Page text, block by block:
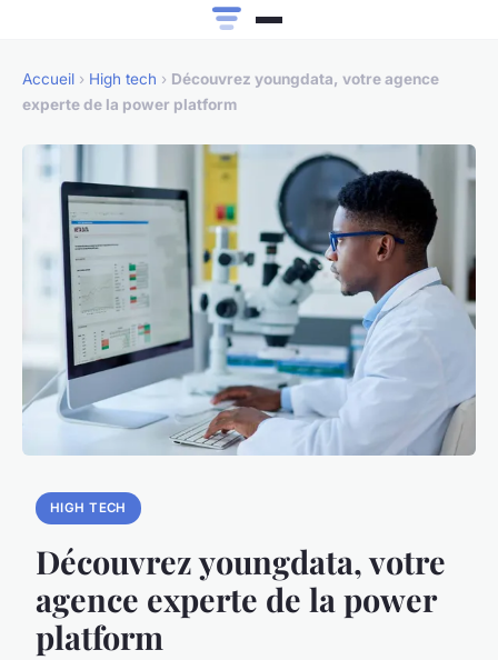
Accueil › High tech › Découvrez youngdata, votre agence
experte de la power platform
HIGH TECH
Découvrez youngdata, votre
agence experte de la power
platform